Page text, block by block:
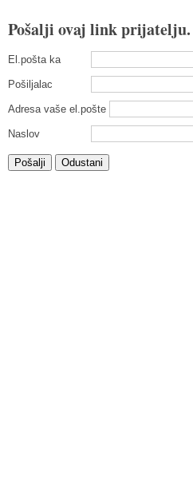
Pošalji ovaj link prijatelju.
El.pošta ka
Pošiljalac
Adresa vaše el.pošte
Naslov
Pošalji Odustani